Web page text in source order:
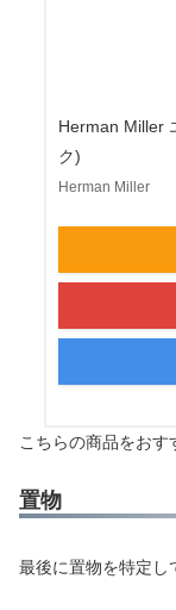
Herman Miller
ク)
Herman Miller
こちらの商品をおす
置物
最後に置物を特定し